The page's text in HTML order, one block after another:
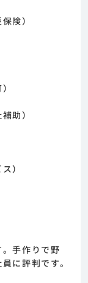
険）
助）
）
。手作りで野
に評判です。